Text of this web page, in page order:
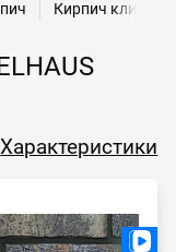
Кирпич
Характеристики